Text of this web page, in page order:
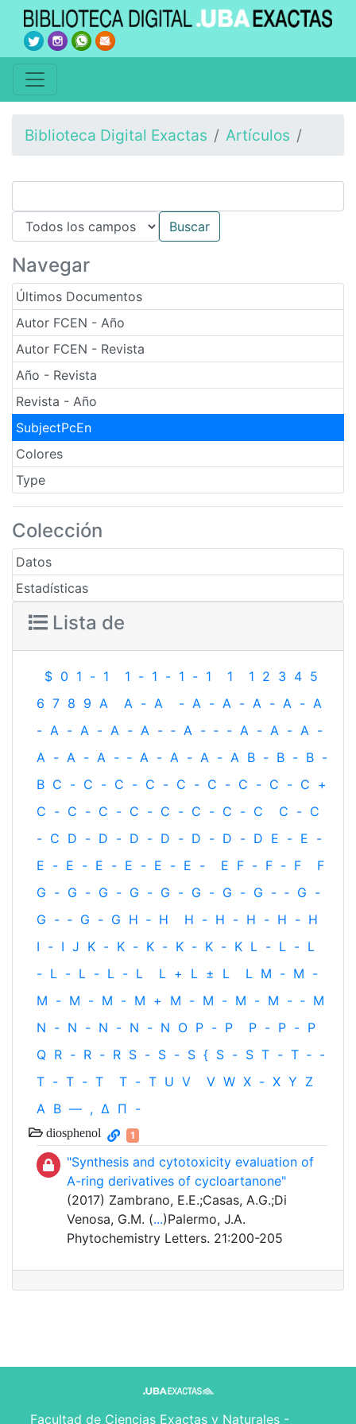
Biblioteca Digital Exactas Artículos
Navegar
Últimos Documentos
Autor FCEN - Año
Autor FCEN - Revista
Año - Revista
Revista - Año
SubjectPcEn
Colores
Type
Colección
Datos
Estadísticas
Lista de
$ 0 1 - 1 1 - 1 - 1 - 1 1 1 2 3 4 5
6 7 8 9 A A - A - A - A - A - A - A
- A - A - A - A - ‐ A - ‐ - A - A - A -
A - A - A - ‐ A - A - A - A B - B - B -
B C - C - C - C - C - C - C - C - C +
C - C - C - C - C - C - C - C C - C
- C D - D - D - D - D - D - D E - E -
E - E - E - E - E - E - E F - F - F
F
G - G - G - G - G - G - G - G - ‐ G -
G - ‐ G - G H ‐ H H - H - H - H - H
I - I J K - K - K - K - K - K L - L - L
- L - L - L - L L + L ± L L M - M -
M - M - M - M + M - M - M - M - ‐ M
N - N - N - N - N O P - P P - P - P
Q R - R - R S - S - S { S - S T - T ‐ -
T - T - T T - T U V V W X - X Y Z
Α Β — , Δ Π -
diosphenol 1
"Synthesis and cytotoxicity evaluation of
A-ring derivatives of cycloartanone"
(2017) Zambrano, E.E.;Casas, A.G.;Di
Venosa, G.M. (...)Palermo, J.A.
Phytochemistry Letters. 21:200-205
Facultad de Ciencias Exactas y Naturales -